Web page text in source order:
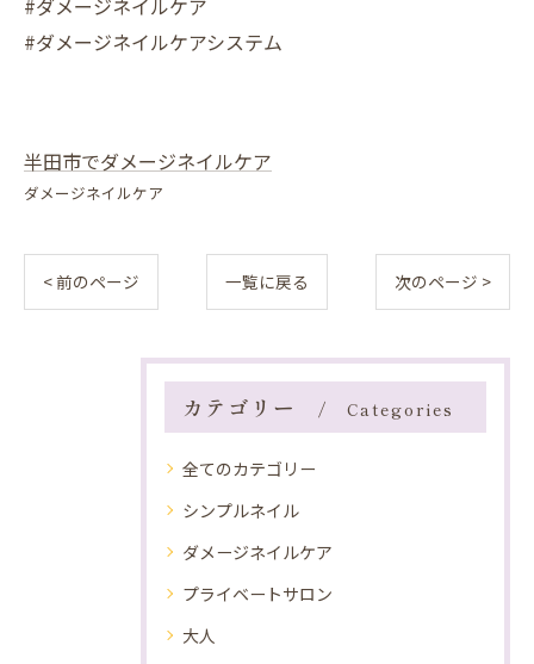
#ダメージネイルケア
#ダメージネイルケアシステム
半田市でダメージネイルケア
ダメージネイルケア
< 前のページ 一覧に戻る 次のページ >
カテゴリー Categories
全てのカテゴリー
シンプルネイル
ダメージネイルケア
プライベートサロン
大人